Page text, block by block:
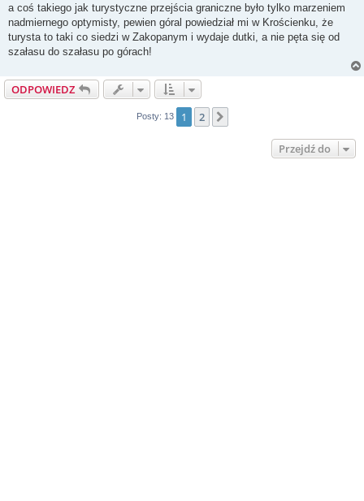
a coś takiego jak turystyczne przejścia graniczne było tylko marzeniem
nadmiernego optymisty, pewien góral powiedział mi w Krościenku, że
turysta to taki co siedzi w Zakopanym i wydaje dutki, a nie pęta się od
szałasu do szałasu po górach!
ODPOWIEDZ
Posty: 13 1 2
Przejdź do